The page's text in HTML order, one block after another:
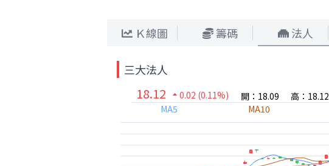
Ｋ線圖 籌碼 法人
三大法人
18.12 0.02 (0.11%) 開：18.09 高：18.12
MA5
MA10